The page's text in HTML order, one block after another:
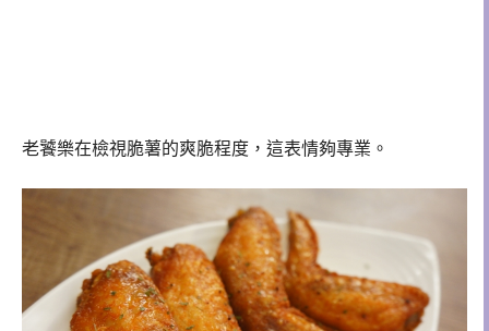
老饕樂在檢視脆薯的爽脆程度，這表情夠專業。